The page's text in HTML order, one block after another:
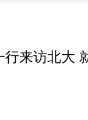
来访北大